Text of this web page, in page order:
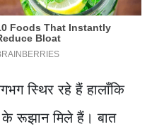
स्थिर रहे हैं हालाँकि
के रूझान मिले हैं। बात